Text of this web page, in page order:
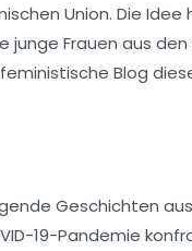
Union. Die Idee
Frauen aus
Blog
Geschichten
19-Pandemie